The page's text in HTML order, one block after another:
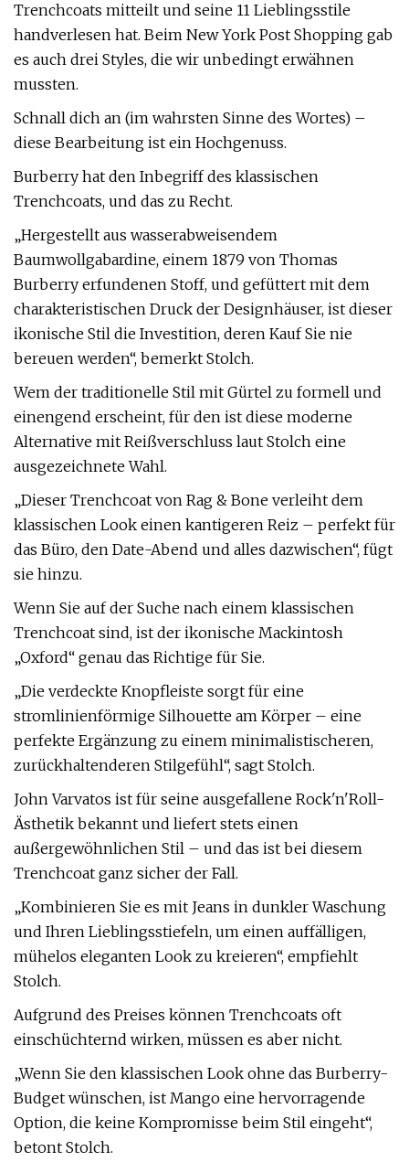
Trenchcoats mitteilt und seine 11 Lieblingsstile
handverlesen hat. Beim New York Post Shopping gab
es auch drei Styles, die wir unbedingt erwähnen
mussten.
Schnall dich an (im wahrsten Sinne des Wortes) –
diese Bearbeitung ist ein Hochgenuss.
Burberry hat den Inbegriff des klassischen
Trenchcoats, und das zu Recht.
„Hergestellt aus wasserabweisendem
Baumwollgabardine, einem 1879 von Thomas
Burberry erfundenen Stoff, und gefüttert mit dem
charakteristischen Druck der Designhäuser, ist dieser
ikonische Stil die Investition, deren Kauf Sie nie
bereuen werden“, bemerkt Stolch.
Wem der traditionelle Stil mit Gürtel zu formell und
einengend erscheint, für den ist diese moderne
Alternative mit Reißverschluss laut Stolch eine
ausgezeichnete Wahl.
„Dieser Trenchcoat von Rag & Bone verleiht dem
klassischen Look einen kantigeren Reiz – perfekt für
das Büro, den Date-Abend und alles dazwischen“, fügt
sie hinzu.
Wenn Sie auf der Suche nach einem klassischen
Trenchcoat sind, ist der ikonische Mackintosh
„Oxford“ genau das Richtige für Sie.
„Die verdeckte Knopfleiste sorgt für eine
stromlinienförmige Silhouette am Körper – eine
perfekte Ergänzung zu einem minimalistischeren,
zurückhaltenderen Stilgefühl“, sagt Stolch.
John Varvatos ist für seine ausgefallene Rock'n'Roll-
Ästhetik bekannt und liefert stets einen
außergewöhnlichen Stil – und das ist bei diesem
Trenchcoat ganz sicher der Fall.
„Kombinieren Sie es mit Jeans in dunkler Waschung
und Ihren Lieblingsstiefeln, um einen auffälligen,
mühelos eleganten Look zu kreieren“, empfiehlt
Stolch.
Aufgrund des Preises können Trenchcoats oft
einschüchternd wirken, müssen es aber nicht.
„Wenn Sie den klassischen Look ohne das Burberry-
Budget wünschen, ist Mango eine hervorragende
Option, die keine Kompromisse beim Stil eingeht“,
betont Stolch.